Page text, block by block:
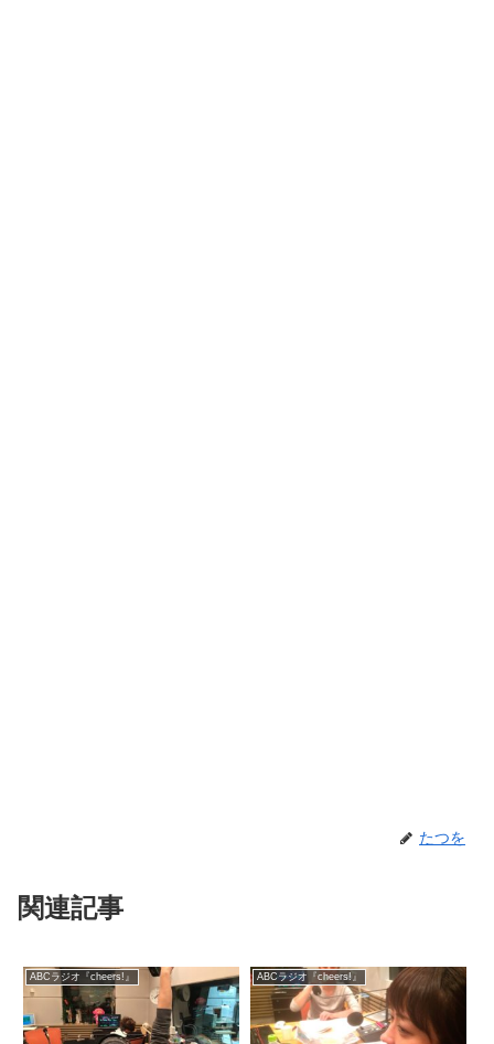
たつを
関連記事
ABCラジオ『cheers!』 ABCラジオ『cheers!』